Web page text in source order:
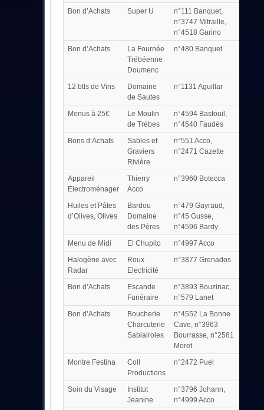
Bon d’Achats
Super U
n°111 Banquet,
n°3747 Mitraille,
n°4518 Garino
Bon d’Achats
La Fournée
Trébéenne
Doumenc
n°480 Banquet
12 btls de Vins
Domaine
de Sautes
n°1131 Aguillar
Menus à 25€
Le Moulin
de Trèbes
n°4594 Bastouil,
n°4540 Faudès
Bons d’Achats
Sables et
Graviers
Rivière
n°551 Acco,
n°2471 Cazette
Appareil
Electroménager
Thierry
Acco
n°3960 Botecca
Huiles et Pâtes
d’Olives, Olives
Bardou
Domaine
des Pères
n°479 Gayraud,
n°45 Gusse,
n°4596 Bardy
Menu de Midi
El Chupito
n°4997 Acco
Halogène avec
Radar
Roux
Electricité
n°3877 Grenados
Bon d’Achats
Escande
Funéraire
n°3893 Bouzinac,
n°579 Lanet
Bon d’Achats
Boucherie
Charcuterie
Sablairoles
n°4552 La Bonne
Cave, n°3963
Bourrasse, n°2581
Moret
Montre Festina
Coll
Productions
n°2472 Puel
Soin du Visage
Institut
Jeanine
n°3796 Johann,
n°4999 Acco